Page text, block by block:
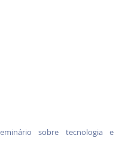
sobre tecnologia e